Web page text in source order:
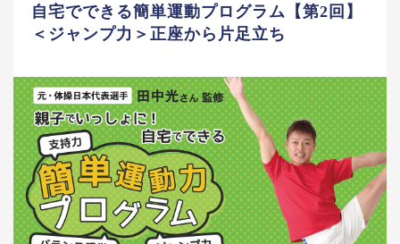
自宅でできる簡単運動プログラム【第2回】
＜ジャンプ力＞正座から片足立ち